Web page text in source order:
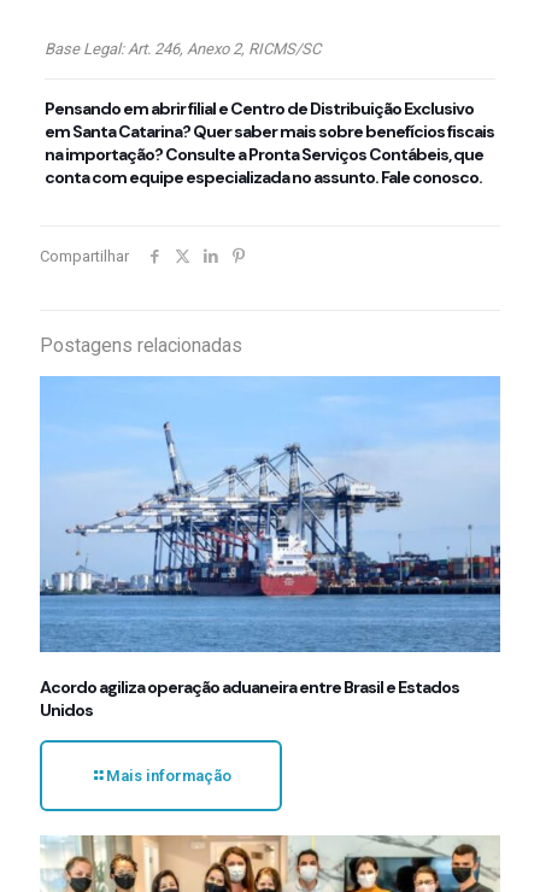
Base Legal: Art. 246, Anexo 2, RICMS/SC
Pensando em abrir filial e Centro de Distribuição Exclusivo
em Santa Catarina? Quer saber mais sobre benefícios fiscais
na importação? Consulte a Pronta Serviços Contábeis, que
conta com equipe especializada no assunto.Fale conosco.
Compartilhar
Postagens relacionadas
Acordo agiliza operação aduaneira entre Brasil e Estados
Unidos
Mais informação